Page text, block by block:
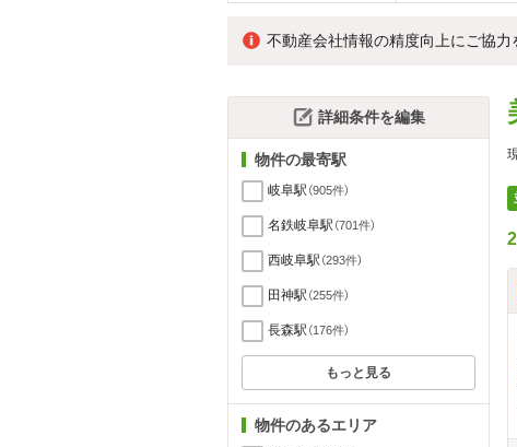
不動産会社情報の精度向上にご協
詳細条件を編集
物件の最寄駅
岐阜駅 （905件）
名鉄岐阜駅 （701件）
西岐阜駅 （293件）
田神駅 （255件）
長森駅 （176件）
もっと見る
物件のあるエリア